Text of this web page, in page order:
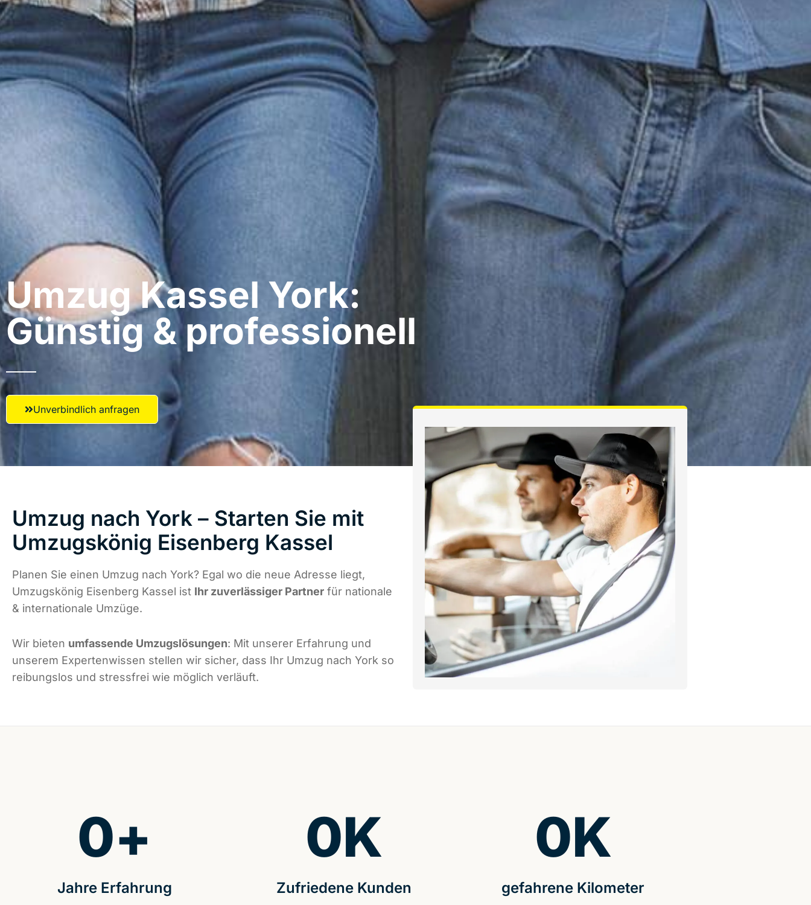
Umzug Kassel​ York:
Günstig & professionell​
Unverbindlich anfragen
Umzug nach York – Starten Sie mit
Umzugskönig Eisenberg Kassel
Planen Sie einen Umzug nach York? Egal wo die neue Adresse liegt,
Umzugskönig Eisenberg Kassel ist Ihr zuverlässiger Partner für nationale
& internationale Umzüge.
Wir bieten umfassende Umzugslösungen: Mit unserer Erfahrung und
unserem Expertenwissen stellen wir sicher, dass Ihr Umzug nach York so
reibungslos und stressfrei wie möglich verläuft.
Jahre Erfahrung
0+
Zufriedene Kunden
0K
gefahrene Kilometer
0K